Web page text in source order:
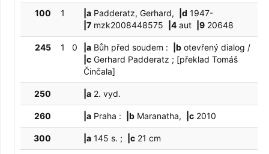
100 1 |a Padderatz, Gerhard, |d 1947-
|7 mzk2008448575 |4 aut |9 20648
245 1 0 |a Bůh před soudem : |b otevřený dialog /
|c Gerhard Padderatz ; [překlad Tomáš
Činčala]
250 |a 2. vyd.
260 |a Praha : |b Maranatha, |c 2010
300 |a 145 s. ; |c 21 cm